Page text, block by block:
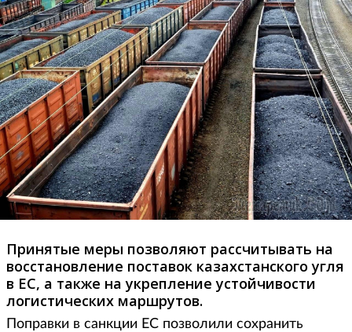
Принятые меры позволяют рассчитывать на
восстановление поставок казахстанского угля
в ЕС, а также на укрепление устойчивости
логистических маршрутов.
Поправки в санкции ЕС позволили сохранить